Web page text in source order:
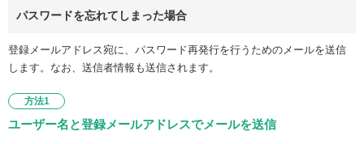
パスワードを忘れてしまった場合
登録メールアドレス宛に、パスワード再発行を行うためのメールを送信
します。なお、送信者情報も送信されます。
方法1
ユーザー名と登録メールアドレスでメールを送信